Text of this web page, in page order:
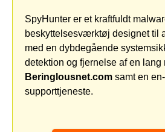
SpyHunter er et kraftfuldt
beskyttelsesværktøj designet til
med en dybdegående
detektion og fjernelse af en
Beringlousnet.com samt en
supporttjeneste.